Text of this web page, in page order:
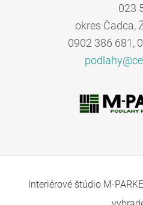
023
okres Čadca,
0902 386 681,
podlahy@
Interiérové štúdio M-